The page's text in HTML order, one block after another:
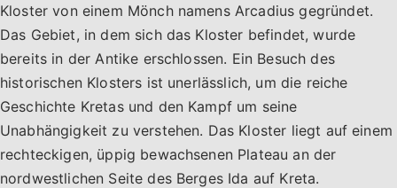
Kloster von einem Mönch namens Arcadius gegründet.
Das Gebiet, in dem sich das Kloster befindet, wurde
bereits in der Antike erschlossen. Ein Besuch des
historischen Klosters ist unerlässlich, um die reiche
Geschichte Kretas und den Kampf um seine
Unabhängigkeit zu verstehen. Das Kloster liegt auf einem
rechteckigen, üppig bewachsenen Plateau an der
nordwestlichen Seite des Berges Ida auf Kreta.